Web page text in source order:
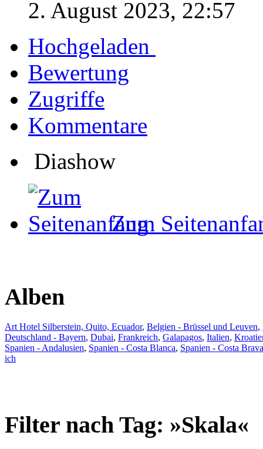
2. August 2023, 22:57
Hochgeladen
Bewertung
Zugriffe
Kommentare
Diashow
Zum
Alben
Art Hotel Silberstein, Quito, Ecuador, Belgien - Brüssel und Leuven,
Deutschland - Bayern, Dubai, Frankreich, Galapagos, Italien,
Spanien - Andalusien, Spanien - Costa Blanca, Spanien - Costa Brava
ich
Filter nach Tag: »Skala«